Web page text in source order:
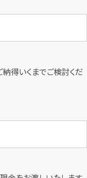
納得いくまでご検討くだ